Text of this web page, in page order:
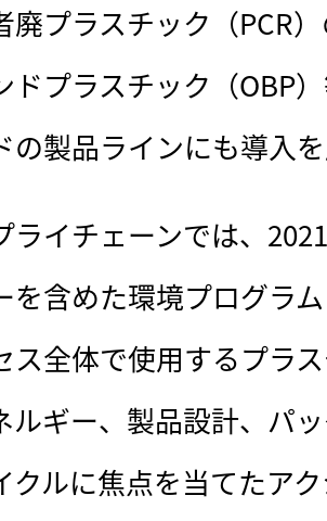
廃プラスチック（PCR
ドプラスチック（OBP
の製品ラインにも導入
イチェーンでは、
を含めた環境プログラ
ス全体で使用するプラ
ルギー、製品設計、パ
クルに焦点を当てたア